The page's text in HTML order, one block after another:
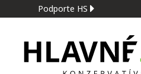
Podporte HS